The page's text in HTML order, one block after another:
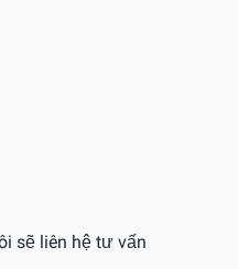
sẽ liên hệ tư vấn